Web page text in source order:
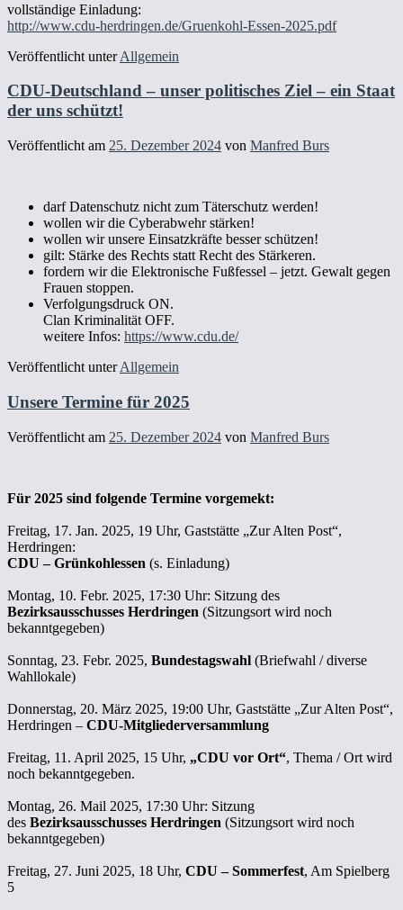
vollständige Einladung:
http://www.cdu-herdringen.de/Gruenkohl-Essen-2025.pdf
Veröffentlicht unter Allgemein
CDU-Deutschland – unser politisches Ziel – ein Staat
der uns schützt!
Veröffentlicht am 25. Dezember 2024 von Manfred Burs
darf Datenschutz nicht zum Täterschutz werden!
wollen wir die Cyberabwehr stärken!
wollen wir unsere Einsatzkräfte besser schützen!
gilt: Stärke des Rechts statt Recht des Stärkeren.
fordern wir die Elektronische Fußfessel – jetzt. Gewalt gegen
Frauen stoppen.
Verfolgungsdruck ON.
Clan Kriminalität OFF.
weitere Infos: https://www.cdu.de/
Veröffentlicht unter Allgemein
Unsere Termine für 2025
Veröffentlicht am 25. Dezember 2024 von Manfred Burs
Für 2025 sind folgende Termine vorgemekt:
Freitag, 17. Jan. 2025, 19 Uhr, Gaststätte „Zur Alten Post“,
Herdringen:
CDU – Grünkohlessen (s. Einladung)
Montag, 10. Febr. 2025, 17:30 Uhr: Sitzung des
Bezirksausschusses Herdringen (Sitzungsort wird noch
bekanntgegeben)
Sonntag, 23. Febr. 2025, Bundestagswahl (Briefwahl / diverse
Wahllokale)
Donnerstag, 20. März 2025, 19:00 Uhr, Gaststätte „Zur Alten Post“,
Herdringen – CDU-Mitgliederversammlung
Freitag, 11. April 2025, 15 Uhr, „CDU vor Ort“, Thema / Ort wird
noch bekanntgegeben.
Montag, 26. Mail 2025, 17:30 Uhr: Sitzung
des Bezirksausschusses Herdringen (Sitzungsort wird noch
bekanntgegeben)
Freitag, 27. Juni 2025, 18 Uhr, CDU – Sommerfest, Am Spielberg
5